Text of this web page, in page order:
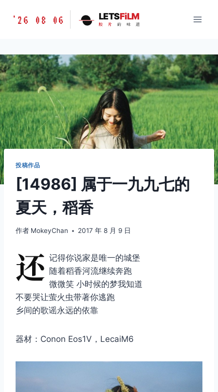
胶
味
道
LETSFILM
'26 08 06 LETSFiLM
胶 片 的 味 道
投稿作品
[14986] 属于一九九七的
夏天，稻香
作者 MokeyChan 2017 年 8 月 9 日
还 记得你说家是唯一的城堡
随着稻香河流继续奔跑
微微笑 小时候的梦我知道
不要哭让萤火虫带著你逃跑
乡间的歌谣永远的依靠
器材：Conon Eos1V，LecaiM6